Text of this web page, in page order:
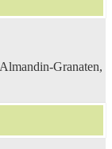
Granaten,